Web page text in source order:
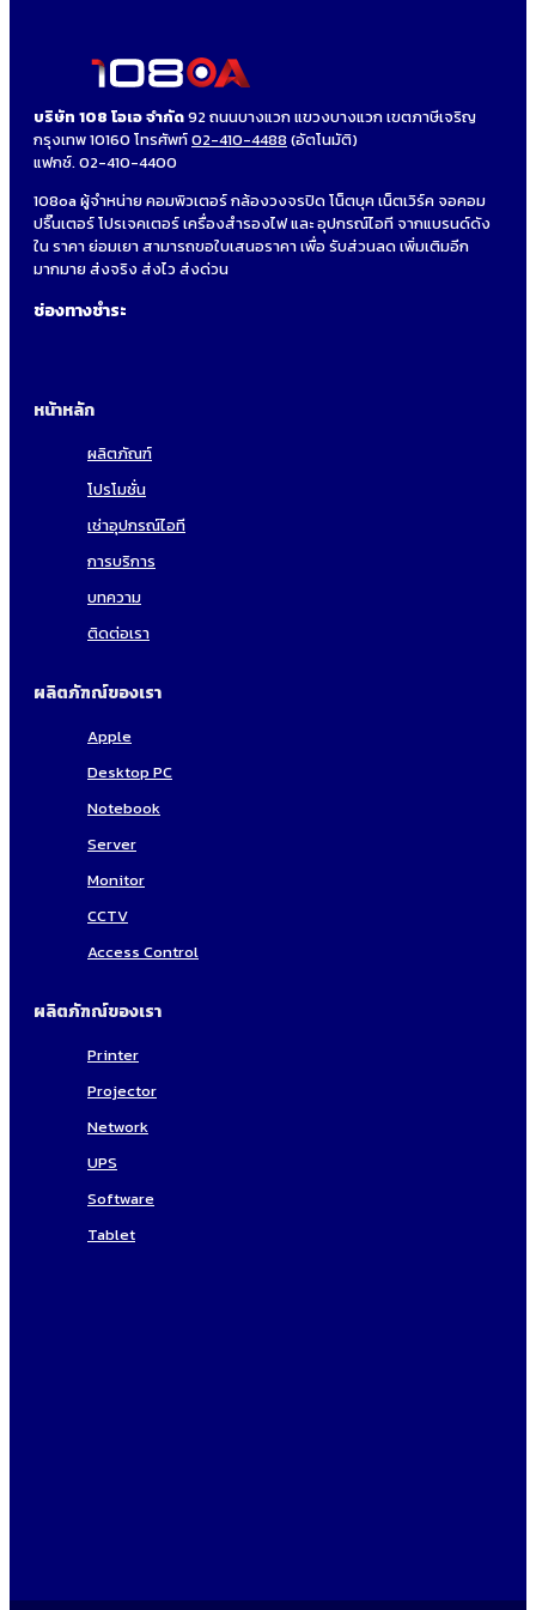
บริษัท 108 โอเอ จำกัด92 ถนนบางแวก แขวงบางแวก เขตภาษีเจริญ
กรุงเทพ 10160 โทรศัพท์02-410-4488 (อัตโนมัติ)
แฟกซ์. 02-410-4400
108oa ผู้จำหน่าย คอมพิวเตอร์ กล้องวงจรปิด โน็ตบุค เน็ตเวิร์ค จอคอม
ปริ๊นเตอร์ โปรเจคเตอร์ เครื่องสำรองไฟ และ อุปกรณ์ไอที จากแบรนด์ดัง
ใน ราคา ย่อมเยา สามารถขอใบเสนอราคา เพื่อ รับส่วนลด เพิ่มเติมอีก
มากมาย ส่งจริง ส่งไว ส่งด่วน
ช่องทางชำระ
หน้าหลัก
ผลิตภัณฑ์
โปรโมชั่น
เช่าอุปกรณ์ไอที
การบริการ
บทความ
ติดต่อเรา
ผลิตภัฑณ์ของเรา
Apple
Desktop PC
Notebook
Server
Monitor
CCTV
Access Control
ผลิตภัฑณ์ของเรา
Printer
Projector
Network
UPS
Software
Tablet